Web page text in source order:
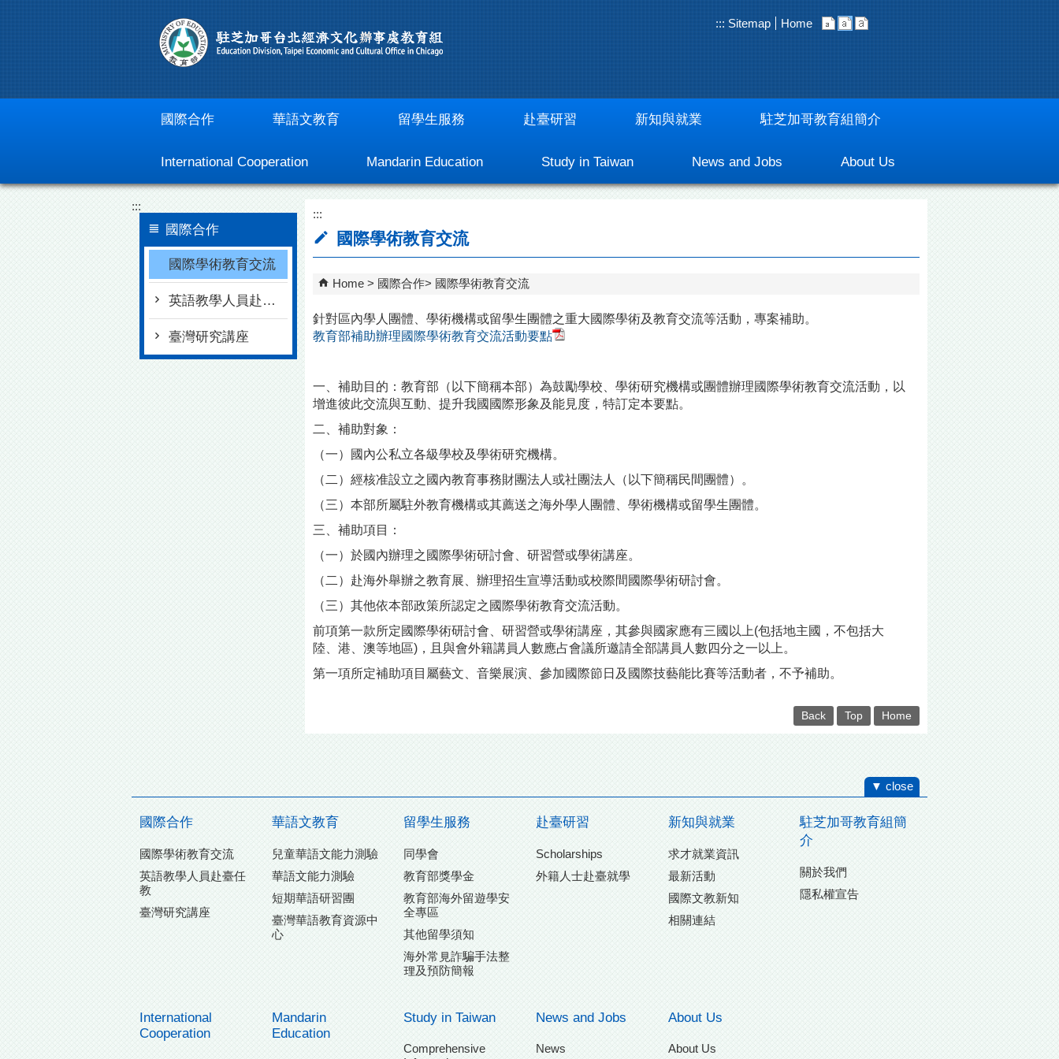
::: Sitemap Home
國際合作 華語文教育 留學生服務 赴臺研習 新知與就業 駐芝加哥教育組簡介
International Cooperation Mandarin Education Study in Taiwan News and Jobs About Us
:::
國際合作
國際學術教育交流
英語教學人員赴臺任教
臺灣研究講座
:::
國際學術教育交流
Home 國際合作 國際學術教育交流
針對區內學人團體、學術機構或留學生團體之重大國際學術及教育交流等活動，專案補助。
教育部補助辦理國際學術教育交流活動要點
一、補助目的：教育部（以下簡稱本部）為鼓勵學校、學術研究機構或團體辦理國際學術教育交流活動，以
增進彼此交流與互動、提升我國國際形象及能見度，特訂定本要點。
二、補助對象：
（一）國內公私立各級學校及學術研究機構。
（二）經核准設立之國內教育事務財團法人或社團法人（以下簡稱民間團體）。
（三）本部所屬駐外教育機構或其薦送之海外學人團體、學術機構或留學生團體。
三、補助項目：
（一）於國內辦理之國際學術研討會、研習營或學術講座。
（二）赴海外舉辦之教育展、辦理招生宣導活動或校際間國際學術研討會。
（三）其他依本部政策所認定之國際學術教育交流活動。
前項第一款所定國際學術研討會、研習營或學術講座，其參與國家應有三國以上(包括地主國，不包括大
陸、港、澳等地區)，且與會外籍講員人數應占會議所邀請全部講員人數四分之一以上。
第一項所定補助項目屬藝文、音樂展演、參加國際節日及國際技藝能比賽等活動者，不予補助。
Back Top Home
▼ close
國際合作
國際學術教育交流
英語教學人員赴臺任
教
臺灣研究講座
華語文教育
兒童華語文能力測驗
華語文能力測驗
短期華語研習團
臺灣華語教育資源中
心
留學生服務
同學會
教育部獎學金
教育部海外留遊學安
全專區
其他留學須知
海外常見詐騙手法整
理及預防簡報
赴臺研習
Scholarships
外籍人士赴臺就學
新知與就業
求才就業資訊
最新活動
國際文教新知
相關連結
駐芝加哥教育組簡
介
關於我們
隱私權宣告
International
Cooperation
Mandarin
Education
Study in Taiwan
Comprehensive
News and Jobs
News
About Us
About Us